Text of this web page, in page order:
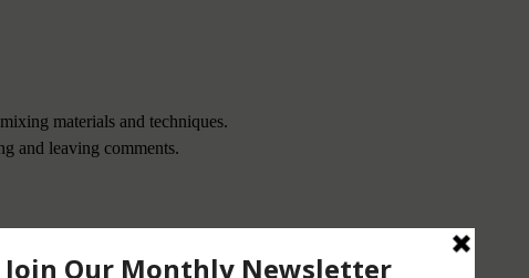
materials and techniques.
and leaving comments.